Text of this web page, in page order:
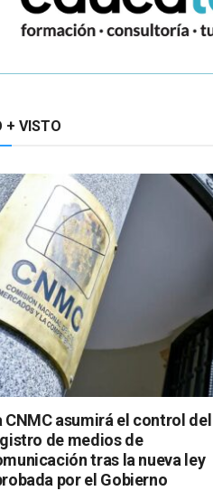
+ VISTO
CNMC asumirá el control del
de medios de
tras la nueva ley
por el Gobierno